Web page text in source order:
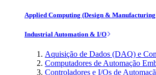
Applied Computing (Design &
Industrial Automation & I/O
Aquisição de Dados (DAQ) e
Computadores de Automação
Controladores e I/Os de